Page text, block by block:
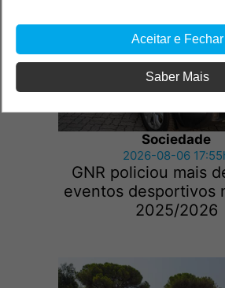
Sociedade
2026-08-06
GNR policiou mais
eventos desportivos
2025/2026
Aceitar e Fechar
Saber Mais